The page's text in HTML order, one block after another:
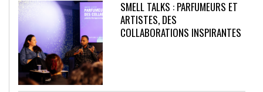
SMELL TALKS : PARFUMEURS ET
ARTISTES, DES
COLLABORATIONS INSPIRANTES